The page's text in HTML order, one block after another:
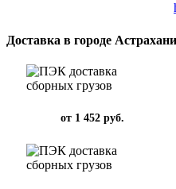
Доставка в городе Астрахани
от 1 452 руб.